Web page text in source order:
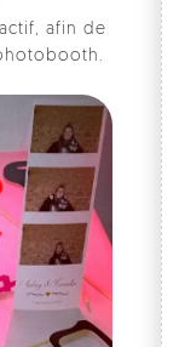
afin de